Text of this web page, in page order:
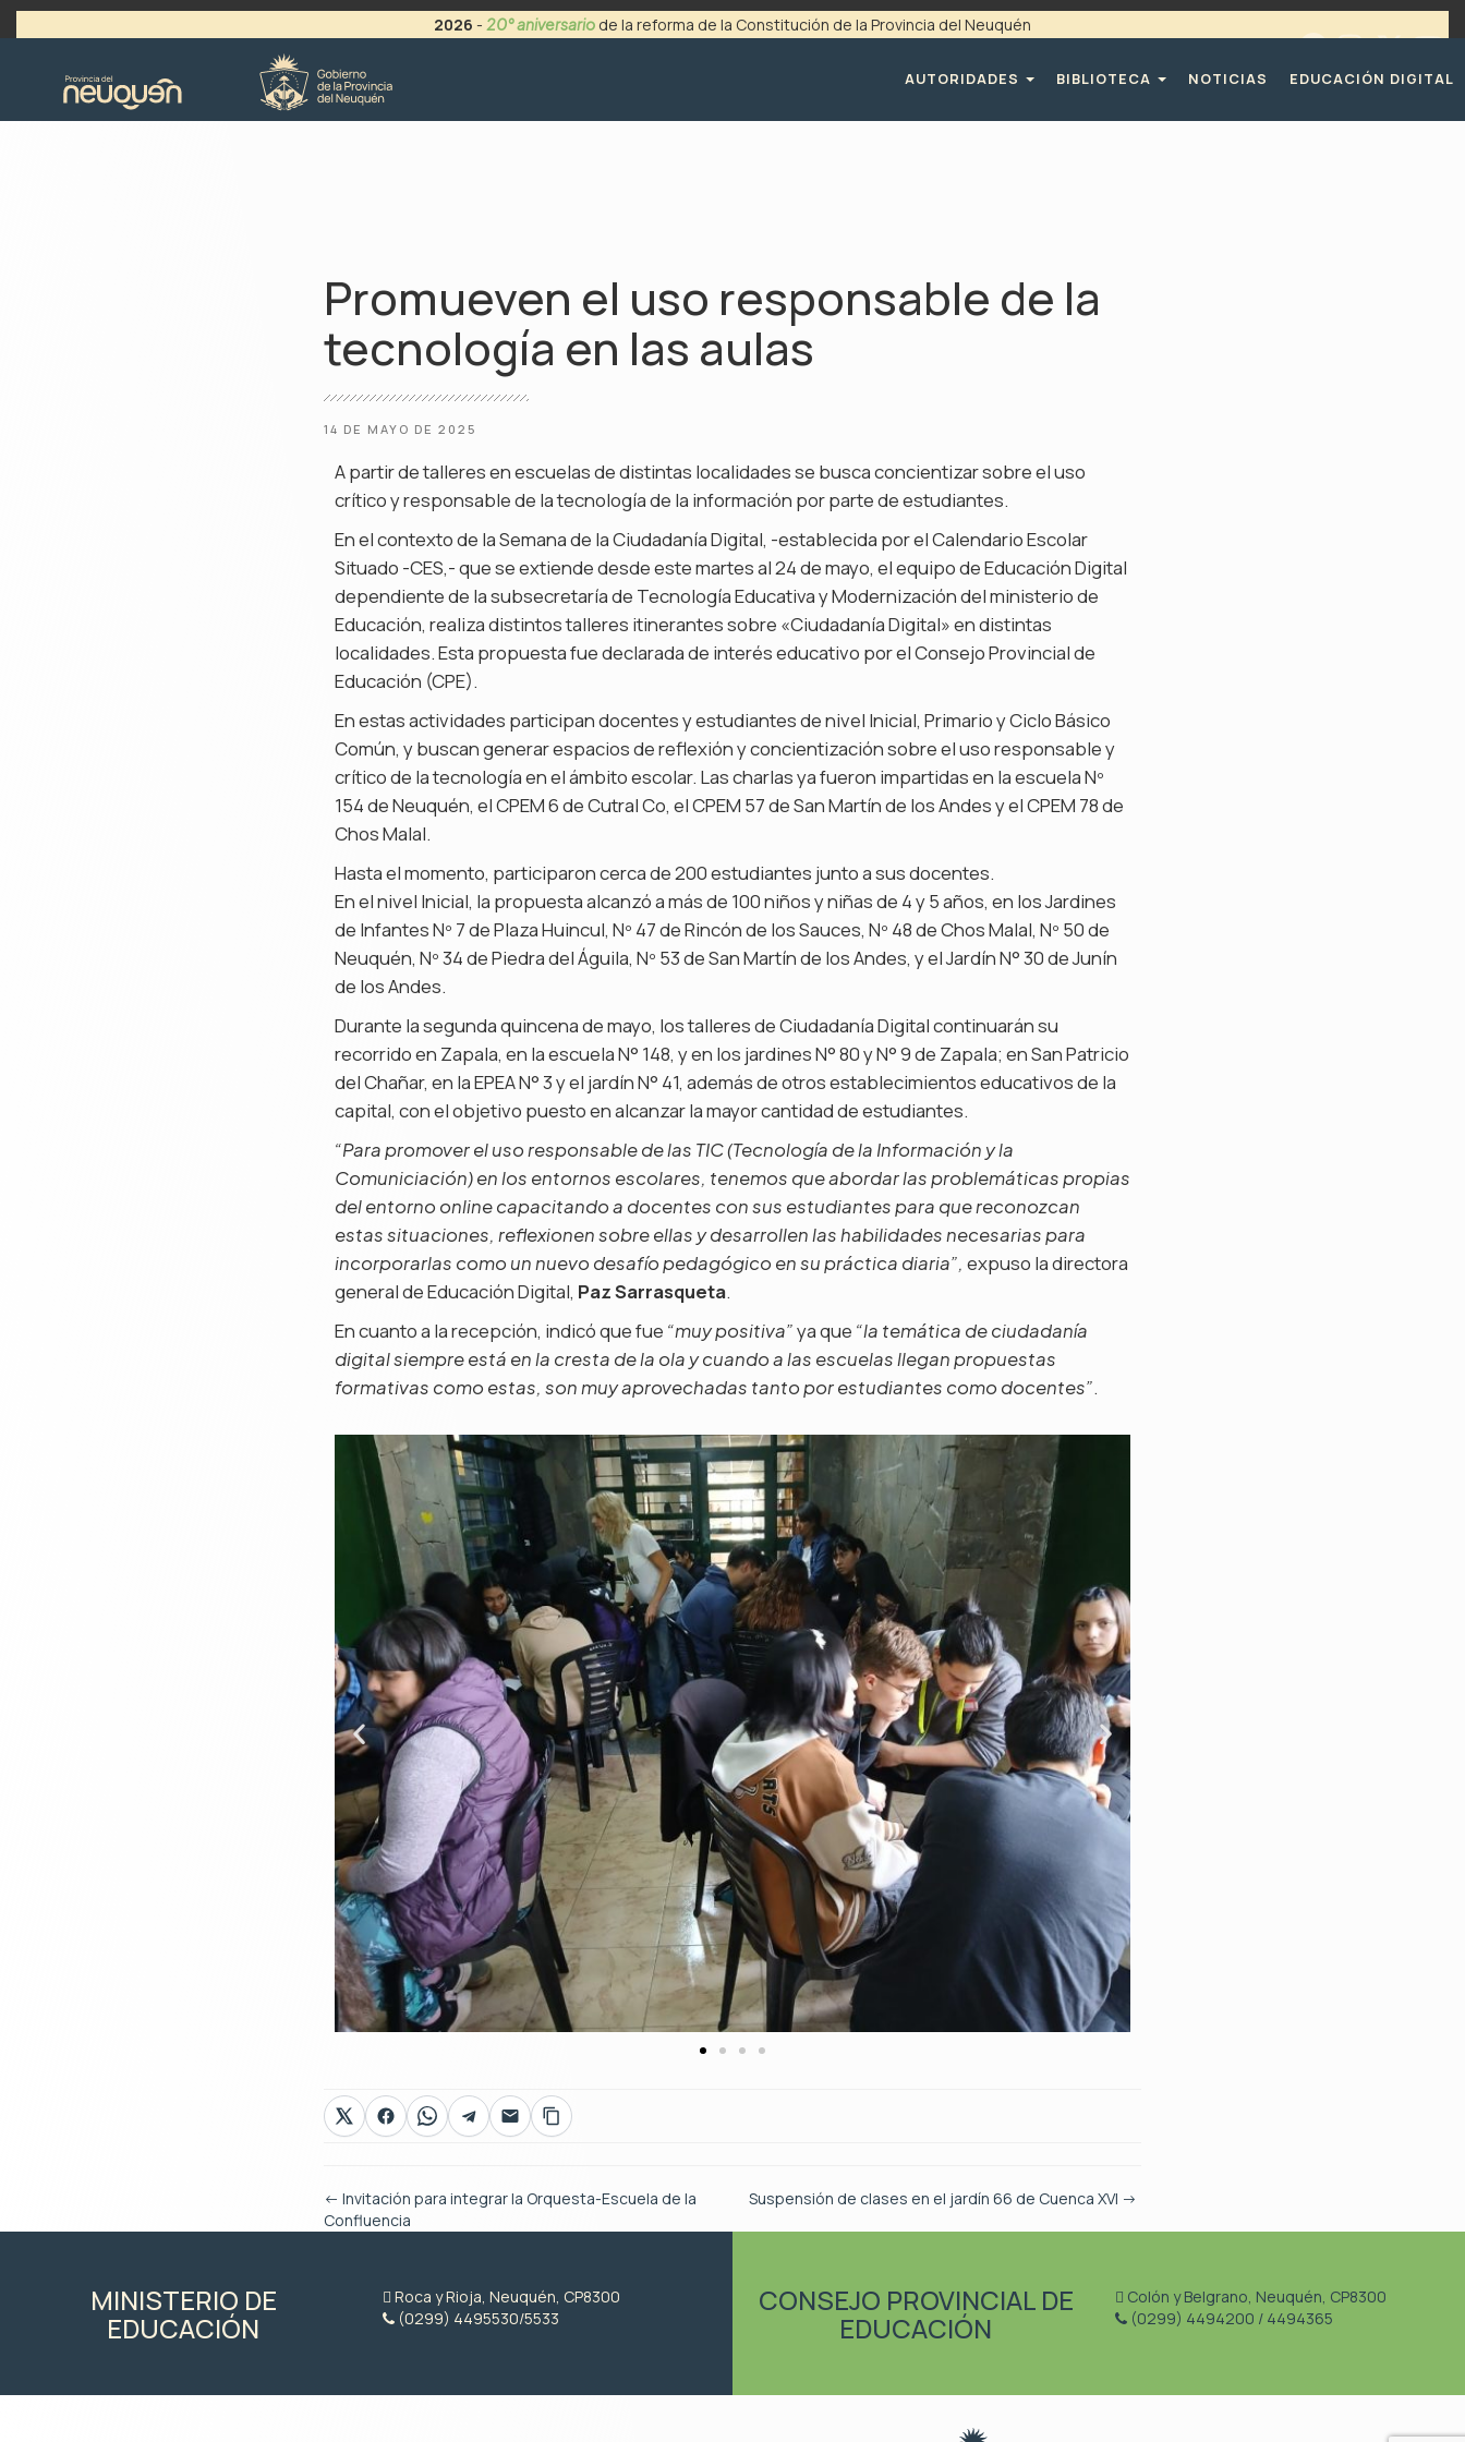
2026 - 20° aniversario de la reforma de la Constitución de la Provincia del Neuquén
AUTORIDADES
BIBLIOTECA NOTICIAS EDUCACIÓN DIGITAL
Promueven el uso responsable de la
tecnología en las aulas
14 DE MAYO DE 2025
A partir de talleres en escuelas de distintas localidades se busca concientizar sobre el uso
crítico y responsable de la tecnología de la información por parte de estudiantes.
En el contexto de la Semana de la Ciudadanía Digital, -establecida por el Calendario Escolar
Situado -CES,- que se extiende desde este martes al 24 de mayo, el equipo de Educación Digital
dependiente de la subsecretaría de Tecnología Educativa y Modernización del ministerio de
Educación, realiza distintos talleres itinerantes sobre «Ciudadanía Digital» en distintas
localidades. Esta propuesta fue declarada de interés educativo por el Consejo Provincial de
Educación (CPE).
En estas actividades participan docentes y estudiantes de nivel Inicial, Primario y Ciclo Básico
Común, y buscan generar espacios de reflexión y concientización sobre el uso responsable y
crítico de la tecnología en el ámbito escolar. Las charlas ya fueron impartidas en la escuela Nº
154 de Neuquén, el CPEM 6 de Cutral Co, el CPEM 57 de San Martín de los Andes y el CPEM 78 de
Chos Malal.
Hasta el momento, participaron cerca de 200 estudiantes junto a sus docentes.
En el nivel Inicial, la propuesta alcanzó a más de 100 niños y niñas de 4 y 5 años, en los Jardines
de Infantes Nº 7 de Plaza Huincul, Nº 47 de Rincón de los Sauces, Nº 48 de Chos Malal, Nº 50 de
Neuquén, Nº 34 de Piedra del Águila, Nº 53 de San Martín de los Andes, y el Jardín N° 30 de Junín
de los Andes.
Durante la segunda quincena de mayo, los talleres de Ciudadanía Digital continuarán su
recorrido en Zapala, en la escuela N° 148, y en los jardines N° 80 y N° 9 de Zapala; en San Patricio
del Chañar, en la EPEA N° 3 y el jardín N° 41, además de otros establecimientos educativos de la
capital, con el objetivo puesto en alcanzar la mayor cantidad de estudiantes.
“Para promover el uso responsable de las TIC (Tecnología de la Información y la
Comuniciación) en los entornos escolares, tenemos que abordar las problemáticas propias
del entorno online capacitando a docentes con sus estudiantes para que reconozcan
estas situaciones, reflexionen sobre ellas y desarrollen las habilidades necesarias para
incorporarlas como un nuevo desafío pedagógico en su práctica diaria”, expuso la directora
general de Educación Digital, Paz Sarrasqueta.
En cuanto a la recepción, indicó que fue “muy positiva”ya que “la temática de ciudadanía
digital siempre está en la cresta de la ola y cuando a las escuelas llegan propuestas
formativas como estas, son muy aprovechadas tanto por estudiantes como docentes”.
← Invitación para integrar la Orquesta-Escuela de la
Confluencia
Suspensión de clases en el jardín 66 de Cuenca XVI →
MINISTERIO DE
EDUCACIÓN
Roca y Rioja, Neuquén, CP8300
(0299) 4495530/5533
CONSEJO PROVINCIAL DE
EDUCACIÓN
Colón y Belgrano, Neuquén, CP8300
(0299) 4494200 / 4494365